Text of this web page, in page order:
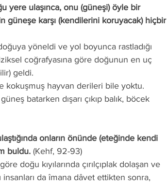
güneşe karşı (kendilerini koruyacak) hiçbir
coğrafyasına göre doğunun en uç
geldi.
batarken dışarı çıkıp balık, böcek
buldu. (Kehf, 92-93)
da îmana dâvet ettikten sonra,